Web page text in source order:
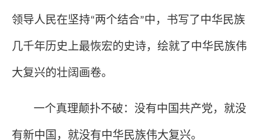
领导人民在坚持“两个结合”中，书写了中华民族
几千年历史上最恢宏的史诗，绘就了中华民族伟
大复兴的壮阔画卷。
一个真理颠扑不破：没有中国共产党，就没
有新中国，就没有中华民族伟大复兴。